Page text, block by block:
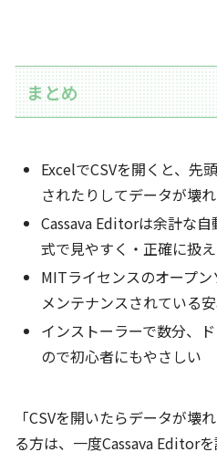
まとめ
ExcelでCSVを開くと、先
されたりしてデータが壊
Cassava Editorは余計な
式で見やすく・正確に扱
MITライセンスのオープ
メンテナンスされている
インストーラーで数分、
ので初心者にもやさしい
「CSVを開いたらデータが壊
る方は、一度Cassava Editor